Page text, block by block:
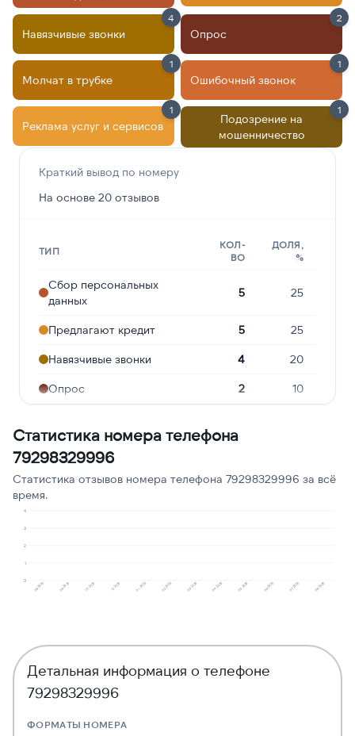
Навязчивые звонки
4
Опрос
2
Молчат в трубке
1
Ошибочный звонок
1
Реклама услуг и сервисов
1
Подозрение на
мошенничество
1
Краткий вывод по номеру
На основе 20 отзывов
ТИП
КОЛ-
ВО
ДОЛЯ,
%
Сбор персональных
данных
5 25
Предлагают кредит 5 25
Навязчивые звонки 4 20
Опрос 2 10
Ошибочный звонок
Реклама услуг и сервисов 1 5
Статистика номера телефона
79298329996
Статистика отзывов номера телефона 79298329996 за всё
время.
0
1
2
3
4
08.2025 09.2025 10.2025 12.2025 01.2026 02.2026 03.2026 04.2026 05.2026 06.2026 07.2026 08.2026
Детальная информация о телефоне
79298329996
ФОРМАТЫ НОМЕРА